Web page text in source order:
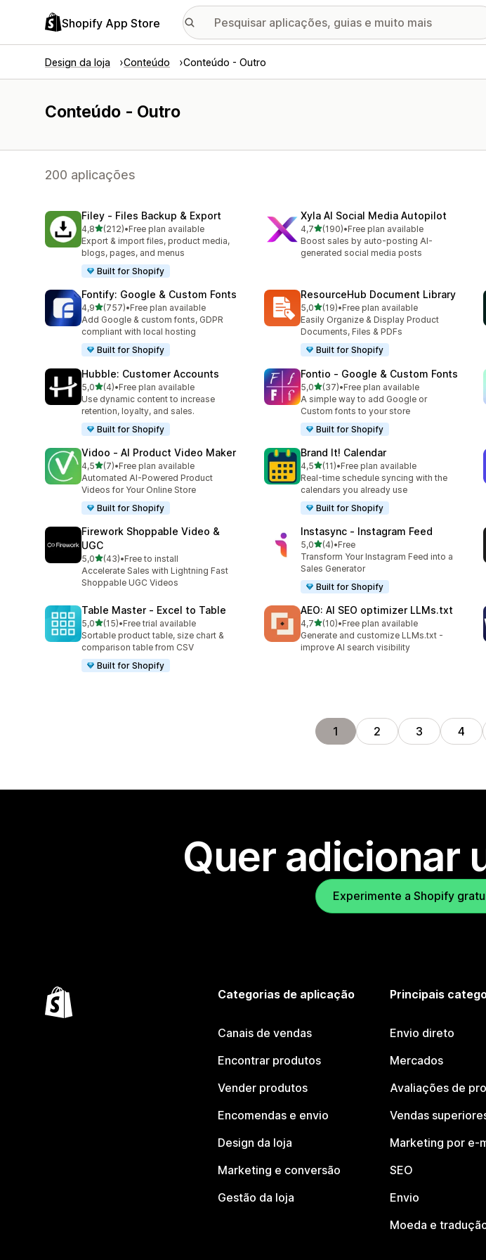
Shopify App Store
Design da loja Conteúdo Conteúdo - Outro
Conteúdo - Outro
200 aplicações
Filey ‑ Files Backup & Export
4,8de 5 estrelas
(212)
212 total de avaliações
•Free plan available
Export & import files, product media,
blogs, pages, and menus
Built for Shopify
Xyla AI Social Media Autopilot
4,7de 5 estrelas
(190)
190 total de avaliações
•Free plan available
Boost sales by auto-posting AI-
generated social media posts
Fontify: Google & Custom Fonts
4,9de 5 estrelas
(757)
757 total de avaliações
•Free plan available
Add Google & custom fonts, GDPR
compliant with local hosting
Built for Shopify
ResourceHub Document Library
5,0de 5 estrelas
(19)
19 total de avaliações
•Free plan available
Easily Organize & Display Product
Documents, Files & PDFs
Built for Shopify
Hubble: Customer Accounts
5,0de 5 estrelas
(4)
4 total de avaliações
•Free plan available
Use dynamic content to increase
retention, loyalty, and sales.
Built for Shopify
Fontio ‑ Google & Custom Fonts
5,0de 5 estrelas
(37)
37 total de avaliações
•Free plan available
A simple way to add Google or
Custom fonts to your store
Built for Shopify
Vidoo ‑ AI Product Video Maker
4,5de 5 estrelas
(7)
7 total de avaliações
•Free plan available
Automated AI-Powered Product
Videos for Your Online Store
Built for Shopify
Brand It! Calendar
4,5de 5 estrelas
(11)
11 total de avaliações
•Free plan available
Real-time schedule syncing with the
calendars you already use
Built for Shopify
Firework Shoppable Video &
UGC
5,0de 5 estrelas
(43)
43 total de avaliações
•Free to install
Accelerate Sales with Lightning Fast
Shoppable UGC Videos
Instasync ‑ Instagram Feed
5,0de 5 estrelas
(4)
4 total de avaliações
•Free
Transform Your Instagram Feed into a
Sales Generator
Built for Shopify
Table Master ‑ Excel to Table
5,0de 5 estrelas
(15)
15 total de avaliações
•Free trial available
Sortable product table, size chart &
comparison table from CSV
Built for Shopify
AEO: AI SEO optimizer LLMs.txt
4,7de 5 estrelas
(10)
10 total de avaliações
•Free plan available
Generate and customize LLMs.txt -
improve AI search visibility
1 2 3 4
Quer adicionar
Experimente a Shopify
Categorias de aplicação
Canais de vendas
Encontrar produtos
Vender produtos
Encomendas e envio
Design da loja
Marketing e conversão
Gestão da loja
Principais
Envio direto
Mercados
Avaliações de
Vendas
Marketing por e-
SEO
Envio
Moeda e